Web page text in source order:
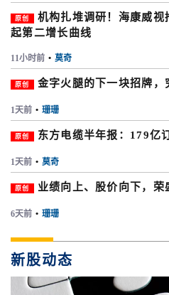
原创
机构扎堆调研！海康威
起第二增长曲线
11小时前 • 莫奇
原创 金字火腿的下一块招牌，
1天前 • 珊珊
原创 东方电缆半年报：179亿
1天前 • 莫奇
原创 业绩向上、股价向下，荣
6天前 • 珊珊
新股动态